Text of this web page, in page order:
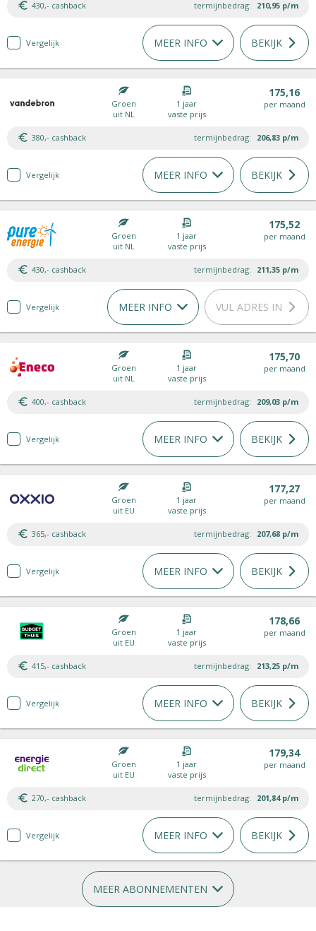
430,- cashback termijnbedrag: 210,95 p/m
Vergelijk MEER INFO BEKIJK
Groen
uit NL
1 jaar
vaste prijs
175,16
per maand
380,- cashback termijnbedrag: 206,83 p/m
Vergelijk MEER INFO BEKIJK
Groen
uit NL
1 jaar
vaste prijs
175,52
per maand
430,- cashback termijnbedrag: 211,35 p/m
Vergelijk MEER INFO VUL ADRES IN
Groen
uit NL
1 jaar
vaste prijs
175,70
per maand
400,- cashback termijnbedrag: 209,03 p/m
Vergelijk MEER INFO BEKIJK
Groen
uit EU
1 jaar
vaste prijs
177,27
per maand
365,- cashback termijnbedrag: 207,68 p/m
Vergelijk MEER INFO BEKIJK
Groen
uit EU
1 jaar
vaste prijs
178,66
per maand
415,- cashback termijnbedrag: 213,25 p/m
Vergelijk MEER INFO BEKIJK
Groen
uit EU
1 jaar
vaste prijs
179,34
per maand
270,- cashback termijnbedrag: 201,84 p/m
Vergelijk MEER INFO BEKIJK
MEER ABONNEMENTEN